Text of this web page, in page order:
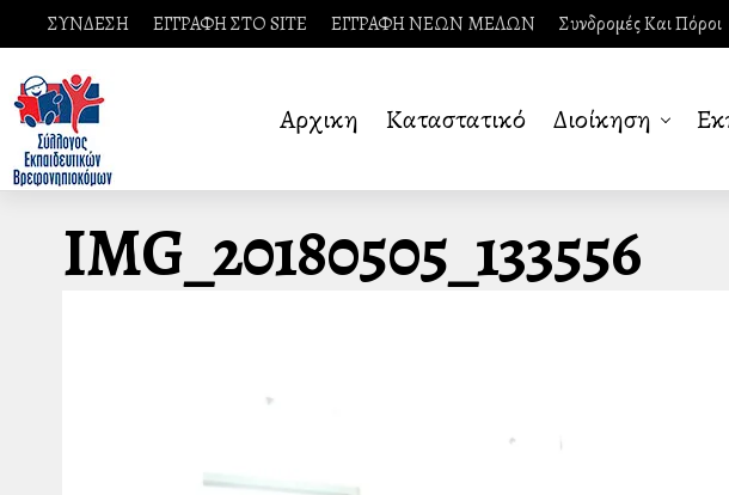
ΣΥΝΔΕΣΗ ΕΓΓΡΑΦΗ ΣΤΟ SITE ΕΓΓΡΑΦΗ ΝΕΩΝ ΜΕΛΩΝ Συνδρομές Και Πόροι
Αρχικη Καταστατικό Διοίκηση
IMG_20180505_133556